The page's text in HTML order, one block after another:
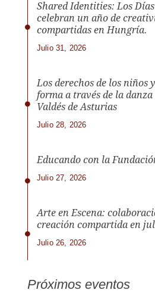
Shared Identities: Los
celebran un año de
compartidas en Hungría.
Julio 31, 2026
Los derechos de los niños
forma a través de la danza
Valdés de Asturias
Julio 28, 2026
Educando con la
Julio 27, 2026
Arte en Escena:
creación compartida en
Julio 26, 2026
Próximos eventos